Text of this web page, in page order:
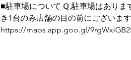
ちらかをご使用ください。 停めて
様1組につき、1台分となります。
上牧町２丁目１−２９ 上牧ドライブ
■駐車場について ℚ,駐車場はあり
き1台のみ店舗の目の前にございます
https://maps.app.goo.gl/